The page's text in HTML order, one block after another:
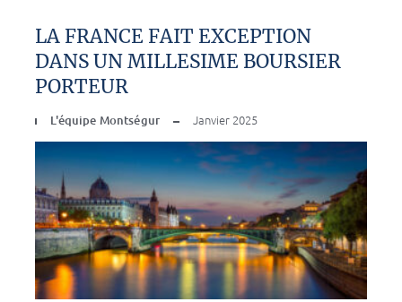
LA FRANCE FAIT EXCEPTION
DANS UN MILLESIME BOURSIER
PORTEUR
L'équipe Montségur Janvier 2025